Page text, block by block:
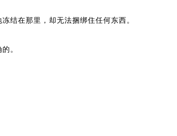
结在那里，却无法捆绑住任何东西。
。